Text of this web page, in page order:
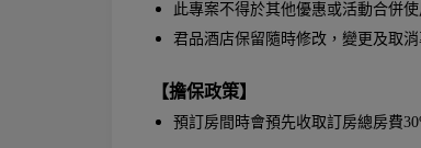
此專案不得於其他優惠或活動合併
君品酒店保留隨時修改，變更及取消
【擔保政策】
預訂房間時會預先收取訂房總房費